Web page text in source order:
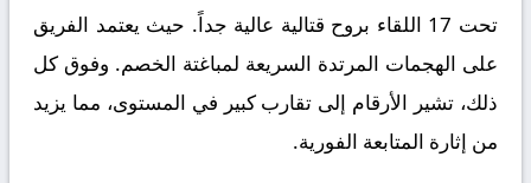
تحت 17
اللقاء بروح قتالية عالية جداً. حيث يعتمد الفريق
على الهجمات المرتدة السريعة لمباغتة الخصم. وفوق كل
ذلك، تشير الأرقام إلى تقارب كبير في المستوى، مما يزيد
من إثارة المتابعة الفورية.